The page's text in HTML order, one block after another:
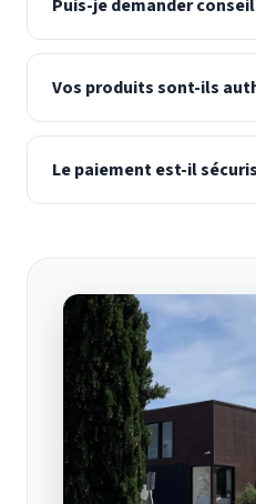
Puis-je demander
Vos produits sont-ils
Le paiement est-il